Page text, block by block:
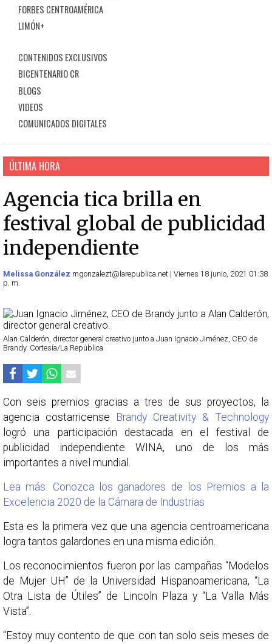
FORBES CENTROAMÉRICA
LIMÓN+
CONTENIDOS EXCLUSIVOS
BICENTENARIO CR
BLOGS
VIDEOS
COMUNICADOS DIGITALES
ÚLTIMA HORA
Agencia tica brilla en
festival global de publicidad
independiente
Melissa González mgonzalezt@larepublica.net | Viernes 18 junio, 2021 01:38
p. m.
Alan Calderón, director general creativo junto a Juan Ignacio Jiménez, CEO de
Brandy. Cortesía/La República
Con seis premios gracias a tres de sus proyectos, la
agencia costarricense
Brandy Creativity & Technology
logró una participación destacada en el festival de
publicidad independiente WINA, uno de los más
importantes a nivel mundial.
Lea más: Conozca los ganadores de los Premios a la
Excelencia 2020 de la Cámara de Industrias
Esta es la primera vez que una agencia centroamericana
logra tantos galardones en una misma edición.
Los reconocimientos fueron por las campañas “Modelos
de Mujer UH” de la Universidad Hispanoamericana, “La
Otra Lista de Útiles” de Lincoln Plaza y “La Valla Más
Vista”.
“Estoy muy contento de que con tan solo seis meses de